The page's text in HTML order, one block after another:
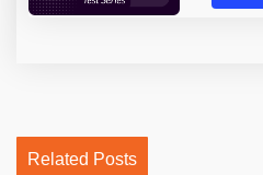
Related Posts